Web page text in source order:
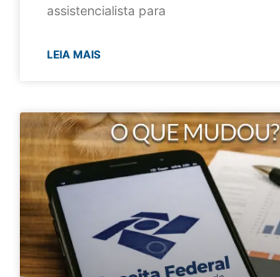
assistencialista para
LEIA MAIS